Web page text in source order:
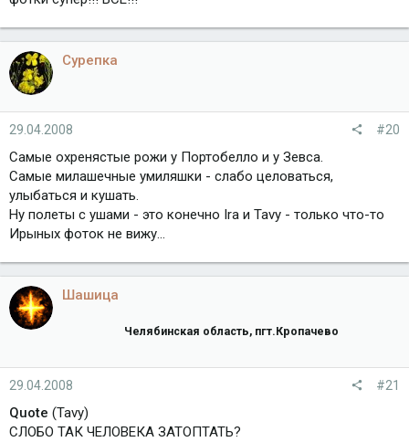
Сурепка
29.04.2008 #20
Самые охренястые рожи у Портобелло и у Зевса.
Самые милашечные умиляшки - слабо целоваться,
улыбаться и кушать.
Ну полеты с ушами - это конечно Ira и Tavy - только что-то
Ирыных фоток не вижу...
Шашица
Челябинская область, пгт.Кропачево
29.04.2008 #21
Quote (Tavy)
СЛОБО ТАК ЧЕЛОВЕКА ЗАТОПТАТЬ?